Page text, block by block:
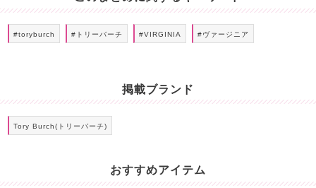
#toryburch #トリーバーチ #VIRGINIA #ヴァージニア
掲載ブランド
Tory Burch(トリーバーチ)
おすすめアイテム